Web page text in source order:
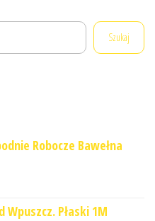
Szukaj
Robocze Bawełna
Wpuszcz. Płaski 1M